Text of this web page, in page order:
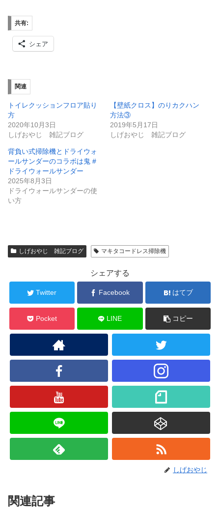
共有:
シェア
関連
トイレクッションフロア貼り
方
2020年10月3日
しげおやじ 雑記ブログ
【壁紙クロス】のりカクハン
方法③
2019年5月17日
しげおやじ 雑記ブログ
背負い式掃除機とドライウォ
ールサンダーのコラボは鬼 #
ドライウォールサンダー
2025年8月3日
ドライウォールサンダーの使
い方
しげおやじ 雑記ブログ マキタコードレス掃除機
シェアする
Twitter Facebook はてブ
Pocket LINE コピー
しげおやじ
関連記事